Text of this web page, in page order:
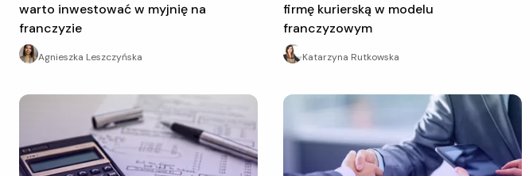
warto inwestować w myjnię na
franczyzie
Agnieszka Leszczyńska
firmę kurierską w modelu
franczyzowym
Katarzyna Rutkowska